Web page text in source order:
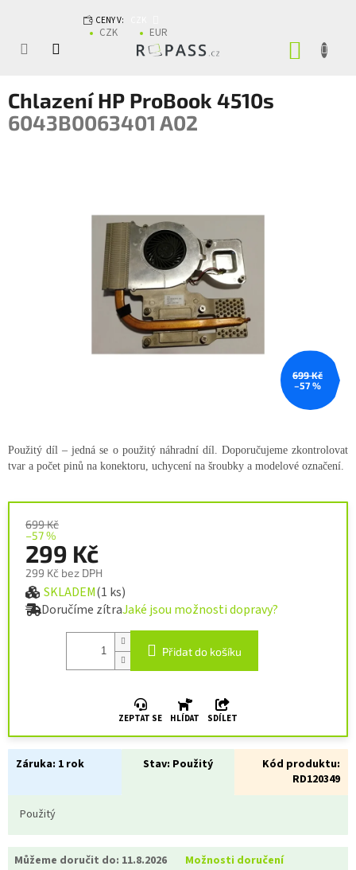
CENY V:
CZK EUR
Chlazení HP ProBook 4510s
6043B0063401 A02
699 Kč
–57 %
699 Kč
–57 %
299 Kč
299 Kč bez DPH
Měrná cena:
SKLADEM(1 ks)
Doručíme zítraJaké jsou možnosti dopravy?
Přidat do košíku
ZEPTAT SE HLÍDAT SDÍLET
Záruka: 1 rok Stav: Použitý
Kód produktu:
RD120349
Použitý
Můžeme doručit do: 11.8.2026 Možnosti doručení
Použitý díl – jedná se o použitý náhradní díl. Doporučujeme zkontrolovat
tvar a počet pinů na konektoru, uchycení na šroubky a modelové označení.